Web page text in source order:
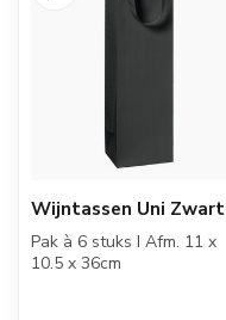
Wijntassen Uni Zwart
Pak à 6 stuks I Afm. 11 x
10.5 x 36cm